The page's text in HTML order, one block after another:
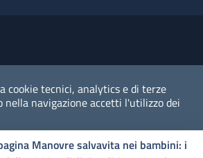
cookie tecnici, analytics e di terze
nella navigazione accetti l'utilizzo dei
PREFERENZECOOKIESACCETTOI
Manovre salvavita nei bambini: i
del dato personale